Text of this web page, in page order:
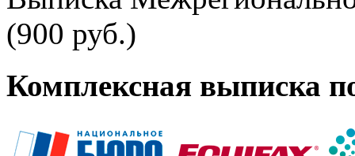
(900 руб.)
Комплексная выписка